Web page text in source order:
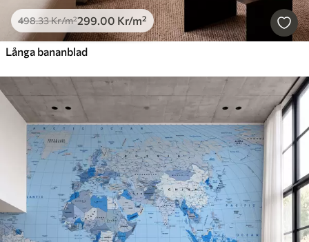
498.33Kr/m²299.00 Kr/m²
Långa bananblad